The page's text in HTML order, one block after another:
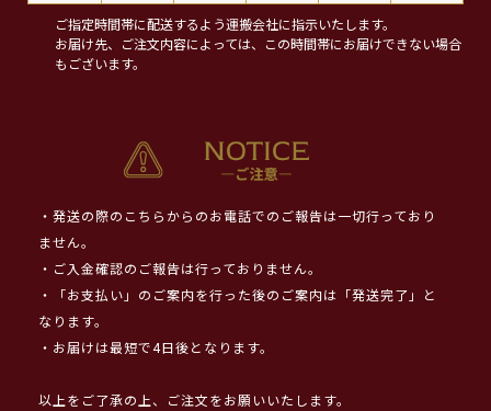
ご指定時間帯に配送するよう運搬会社に指示いたします。
お届け先、ご注文内容によっては、この時間帯にお届けできない場合
もございます。
・発送の際のこちらからのお電話でのご報告は一切行っており
ません。
・ご入金確認のご報告は行っておりません。
・「お支払い」のご案内を行った後のご案内は「発送完了」と
なります。
・お届けは最短で4日後となります。
以上をご了承の上、ご注文をお願いいたします。